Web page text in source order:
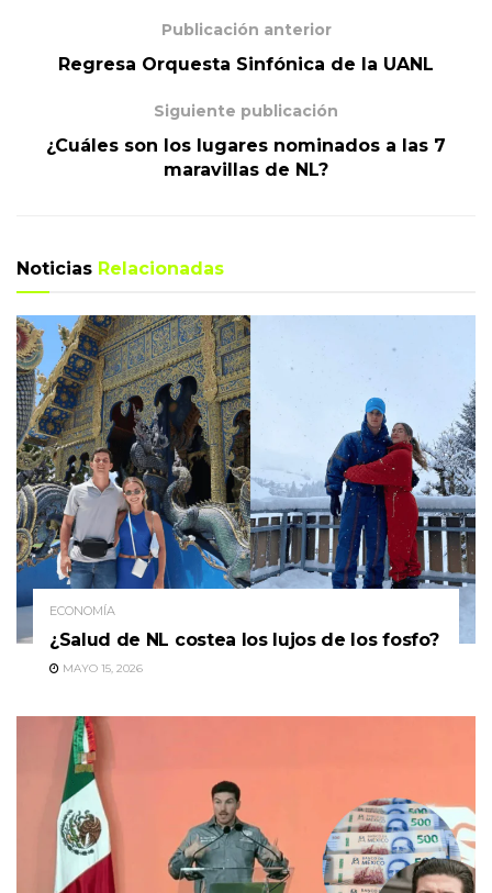
Publicación anterior
Regresa Orquesta Sinfónica de la UANL
Siguiente publicación
¿Cuáles son los lugares nominados a las 7
maravillas de NL?
Noticias Relacionadas
ECONOMÍA
¿Salud de NL costea los lujos de los fosfo?
MAYO 15, 2026